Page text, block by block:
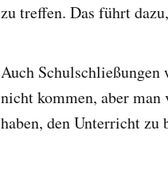
zu treffen. Das führt
Auch Schulschließungen
nicht kommen, aber
haben, den Unterricht zu